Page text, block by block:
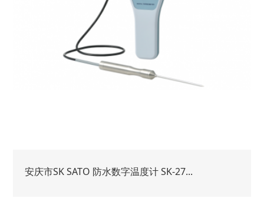
安庆市SK SATO 防水数字温度计 SK-27...